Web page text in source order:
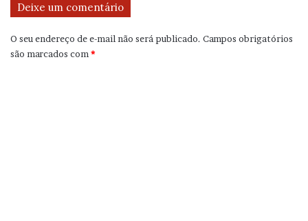
Deixe um comentário
O seu endereço de e-mail não será publicado. Campos obrigatórios
são marcados com*